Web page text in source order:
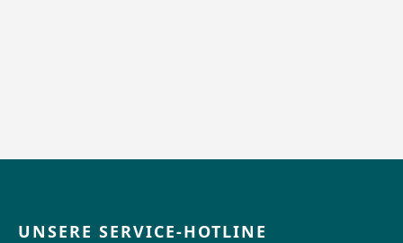
UNSERE SERVICE-HOTLINE